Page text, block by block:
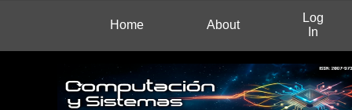
Home About
Log
In